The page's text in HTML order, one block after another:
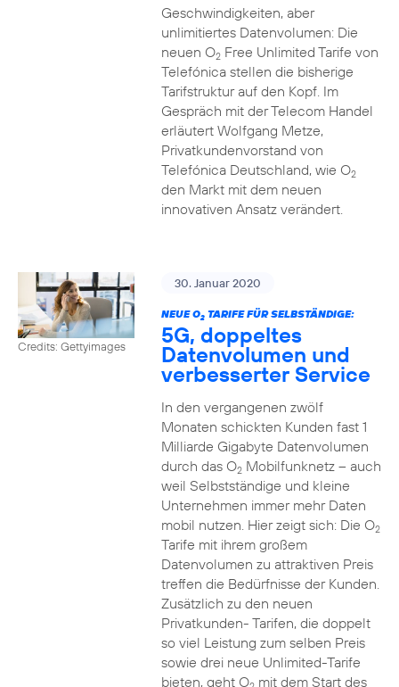
Geschwindigkeiten, aber
unlimitiertes Datenvolumen: Die
neuen O2Free Unlimited Tarife von
Telefónica stellen die bisherige
Tarifstruktur auf den Kopf. Im
Gespräch mit der Telecom Handel
erläutert Wolfgang Metze,
Privatkundenvorstand von
Telefónica Deutschland, wie O2
den Markt mit dem neuen
innovativen Ansatz verändert.
Credits: Gettyimages
30. Januar 2020
NEUE O2TARIFE FÜR SELBSTÄNDIGE:
5G, doppeltes
Datenvolumen und
verbesserter Service
In den vergangenen zwölf
Monaten schickten Kunden fast 1
Milliarde Gigabyte Datenvolumen
durch das O2Mobilfunknetz – auch
weil Selbstständige und kleine
Unternehmen immer mehr Daten
mobil nutzen. Hier zeigt sich: Die O2
Tarife mit ihrem großem
Datenvolumen zu attraktiven Preis
treffen die Bedürfnisse der Kunden.
Zusätzlich zu den neuen
Privatkunden- Tarifen, die doppelt
so viel Leistung zum selben Preis
sowie drei neue Unlimited-Tarife
bieten, geht O mit dem Start des